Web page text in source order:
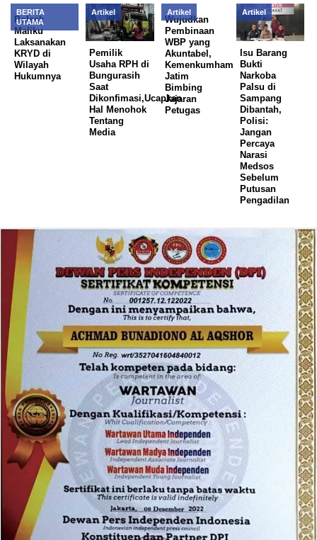
BERITA
UTAMA
Polsek
Maliku
Laksanakan
KRYD di
Wilayah
Hukumnya
Artikel
Pemilik
Usaha RPH di
Bungurasih
Saat
Dikonfimasi,Ucapkan
Hal Menohok
Tentang
Media
Artikel
Wujudkan
Pembinaan
WBP yang
Akuntabel,
Kemenkumham
Jatim
Bimbing
Jajaran
Petugas
Artikel
Isu Barang
Bukti
Narkoba
Palsu di
Sampang
Dibantah,
Polisi:
Jangan
Percaya
Narasi
Medsos
Sebelum
Putusan
Pengadilan